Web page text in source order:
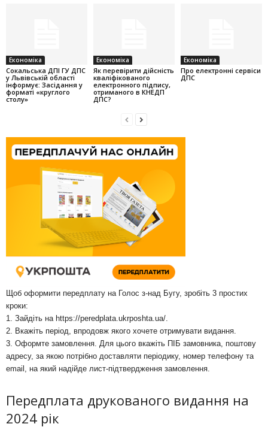
Економіка
Cокальська ДПІ ГУ ДПС
у Львівській області
інформує: Засідання у
форматі «круглого
столу»
Економіка
Як перевірити дійсність
кваліфікованого
електронного підпису,
отриманого в КНЕДП
ДПС?
Економіка
Про електронні сервіси
ДПС
Щоб оформити передплату на Голос з-над Бугу, зробіть 3 простих
кроки:
1. Зайдіть на https://peredplata.ukrposhta.ua/
2. Вкажіть період, впродовж якого хочете отримувати видання.
3. Оформте замовлення. Для цього вкажіть ПІБ замовника, поштову
адресу, за якою потрібно доставляти періодику, номер телефону та
email, на який надійде лист-підтвердження замовлення.
Передплата друкованого видання на
2024 рік